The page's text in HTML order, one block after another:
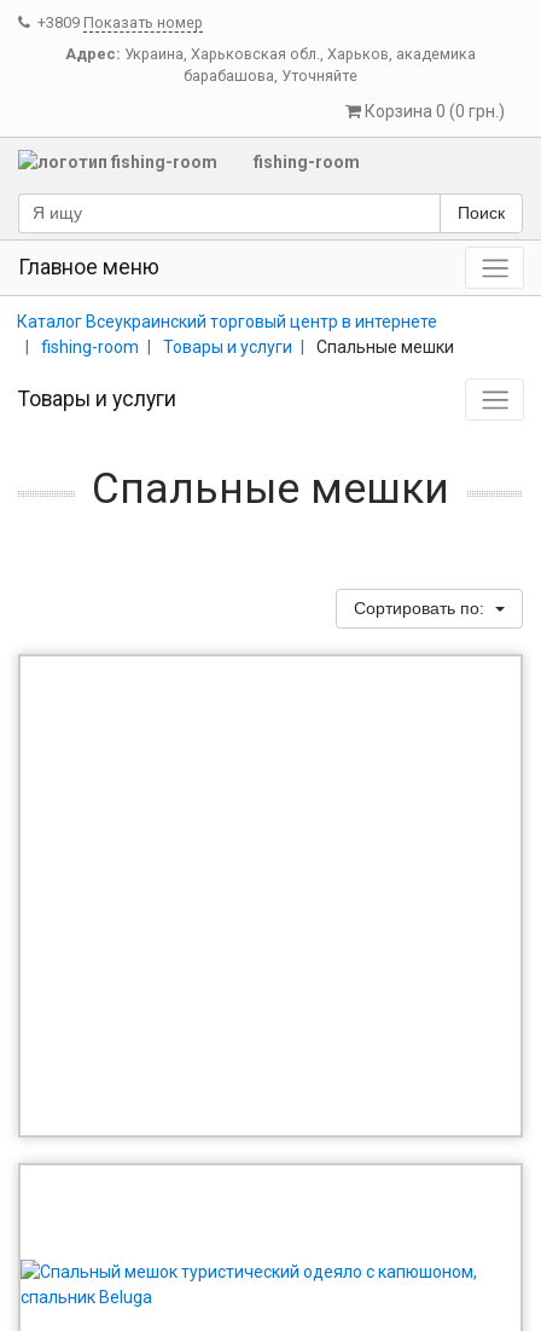
+3809 Показать номер
Адрес: Украина, Харьковская обл., Харьков, академика
барабашова, Уточняйте
Корзина 0 (0 грн.)
fishing-room
Поиск
Главное меню
Каталог Всеукраинский торговый центр в интернете
fishing-room
Товары и услуги Спальные мешки
Товары и услуги
Спальные мешки
Сортировать по: